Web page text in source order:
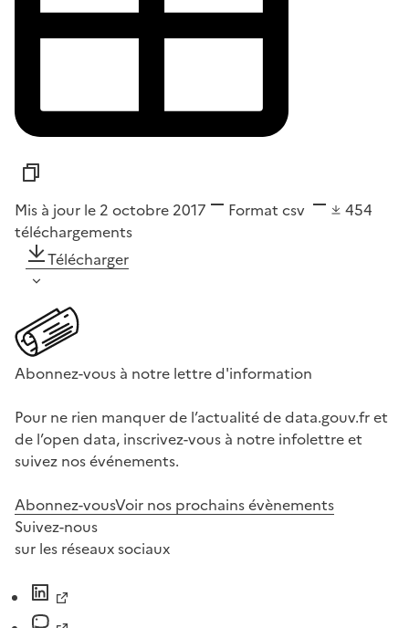
Mis à jour le 2 octobre 2017 Format csv
454
téléchargements
Télécharger
Abonnez-vous à notre lettre d'information
Pour ne rien manquer de l’actualité de data.gouv.fr et
de l’open data, inscrivez-vous à notre infolettre et
suivez nos événements.
Abonnez-vousVoir nos prochains évènements
Suivez-nous
sur les réseaux sociaux